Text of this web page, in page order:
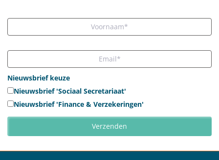
Nieuwsbrief keuze
Nieuwsbrief 'Sociaal Secretariaat'
Nieuwsbrief 'Finance & Verzekeringen'